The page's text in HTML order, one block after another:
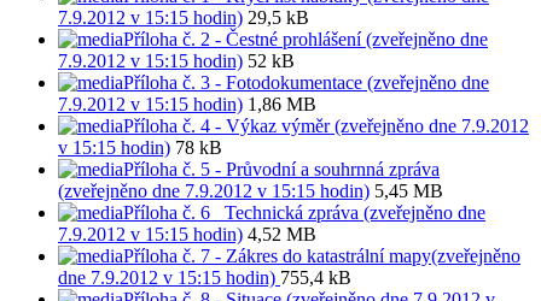
7.9.2012 v 15:15 hodin) 29,5 kB
Příloha č. 2 - Čestné prohlášení (zveřejněno dne
7.9.2012 v 15:15 hodin) 52 kB
Příloha č. 3 - Fotodokumentace (zveřejněno dne
7.9.2012 v 15:15 hodin) 1,86 MB
Příloha č. 4 - Výkaz výměr (zveřejněno dne 7.9.2012
v 15:15 hodin) 78 kB
Příloha č. 5 - Průvodní a souhrnná zpráva
(zveřejněno dne 7.9.2012 v 15:15 hodin) 5,45 MB
Příloha č. 6 _Technická zpráva (zveřejněno dne
7.9.2012 v 15:15 hodin) 4,52 MB
Příloha č. 7 - Zákres do katastrální mapy(zveřejněno
dne 7.9.2012 v 15:15 hodin) 755,4 kB